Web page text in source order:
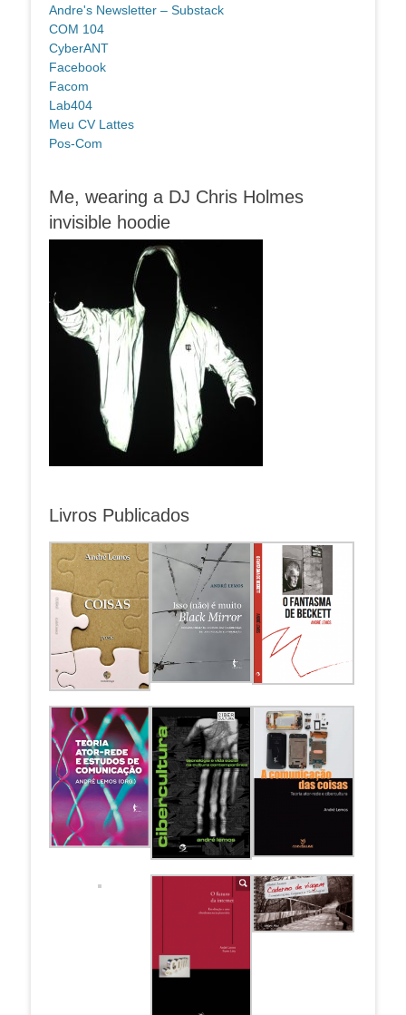
Andre's Newsletter – Substack
COM 104
CyberANT
Facebook
Facom
Lab404
Meu CV Lattes
Pos-Com
Me, wearing a DJ Chris Holmes
invisible hoodie
Livros Publicados